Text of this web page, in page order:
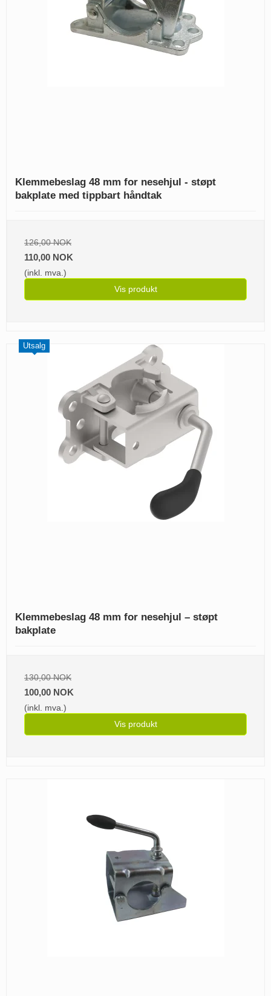
Klemmebeslag 48 mm for nesehjul - støpt
bakplate med tippbart håndtak
126,00 NOK
110,00 NOK
(inkl. mva.)
Vis produkt
Utsalg
Klemmebeslag 48 mm for nesehjul – støpt
bakplate
130,00 NOK
100,00 NOK
(inkl. mva.)
Vis produkt